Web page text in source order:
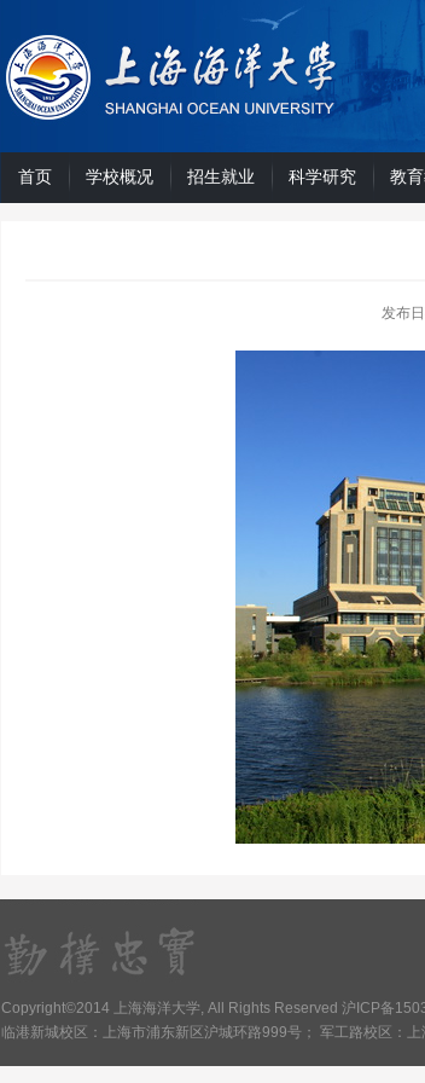
首页 学校概况 招生就业 科学研究 教
发布
Copyright©2014 上海海洋大学, All Rights Reserved 沪ICP备
临港新城校区：上海市浦东新区沪城环路999号； 军工路校区：